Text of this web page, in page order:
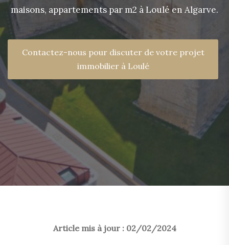
maisons, appartements par m2 à Loulé en Algarve.
Contactez-nous pour discuter de votre projet
immobilier à Loulé
Article mis à jour : 02/02/2024